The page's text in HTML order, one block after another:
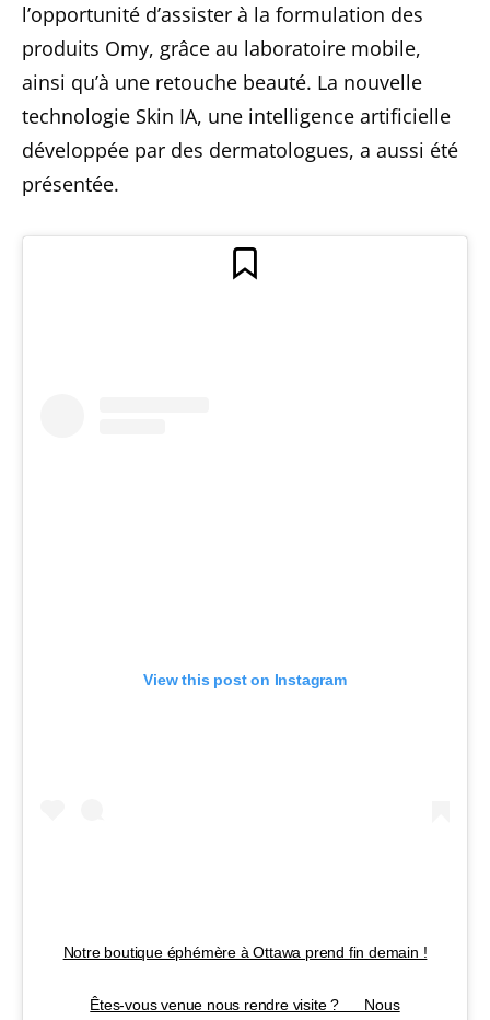
l’opportunité d’assister à la formulation des
produits Omy, grâce au laboratoire mobile,
ainsi qu’à une retouche beauté. La nouvelle
technologie Skin IA, une intelligence artificielle
développée par des dermatologues, a aussi été
présentée.
View this post on Instagram
Notre boutique éphémère à Ottawa prend fin demain !
Êtes-vous venue nous rendre visite ? ⠀⠀Nous